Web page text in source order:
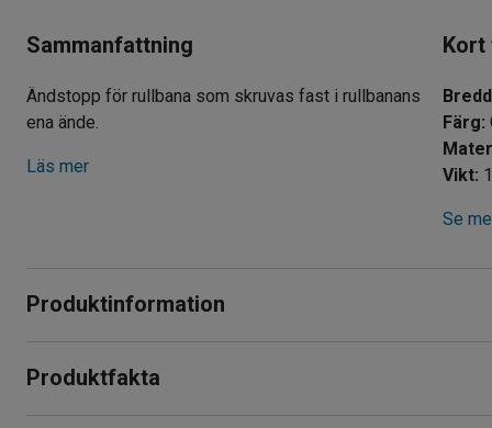
Sammanfattning
Ändstopp för rullbana som skruvas fast i rullbanans
ena ände.
Läs mer
Kort
Bredd
Färg:
Vikt:
Se
Produktinformation
Produktfakta